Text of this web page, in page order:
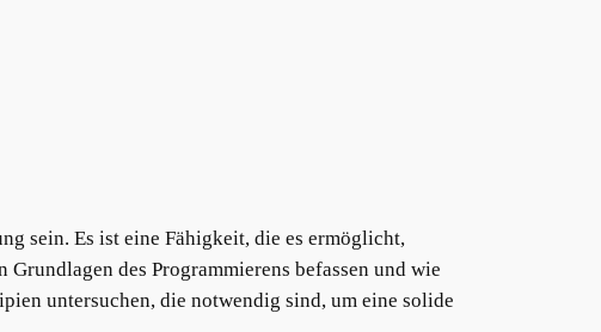
sein. Es ist eine Fähigkeit, die es ermöglicht,
des Programmierens befassen und wie
untersuchen, die notwendig sind, um eine solide